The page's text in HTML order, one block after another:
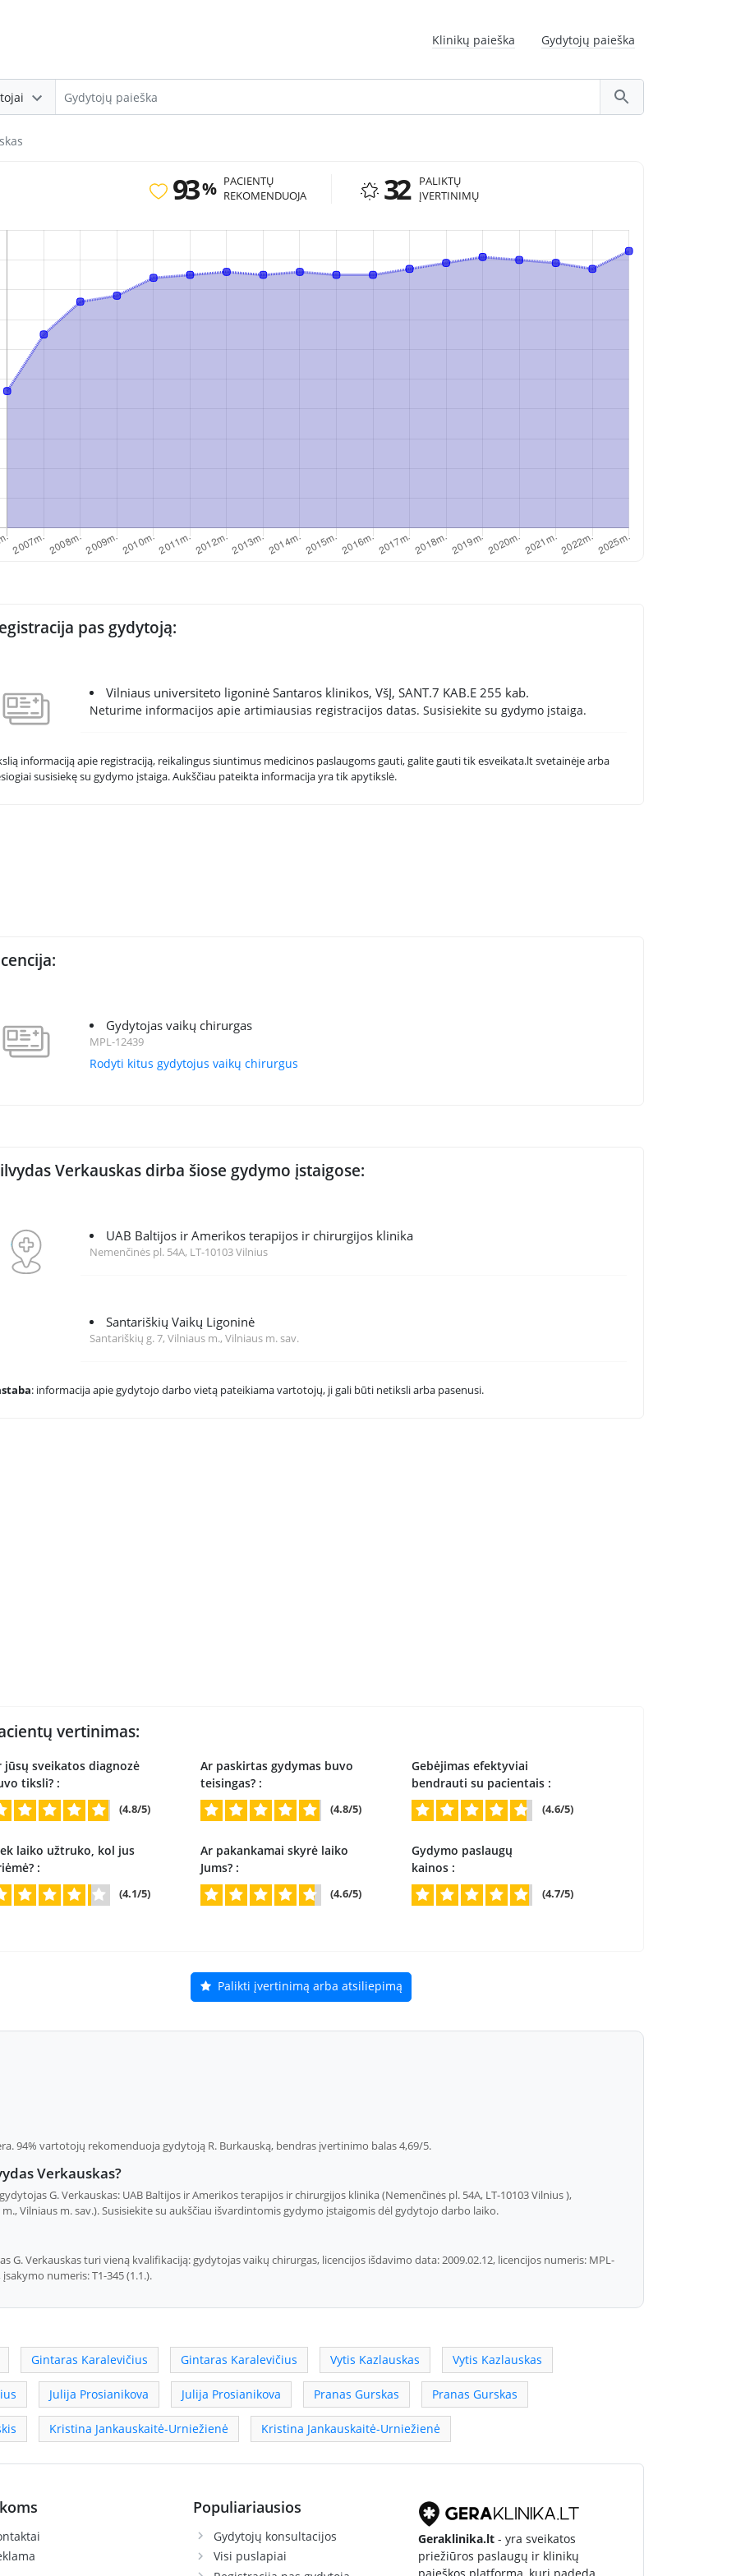
Klinikų paieška Gydytojų paieška
93 % PACIENTŲ
REKOMENDUOJA
32
PALIKTŲ
ĮVERTINIMŲ
pas gydytoją:
Vilniaus universiteto ligoninė Santaros klinikos, VšĮ, SANT.7 KAB.E 255 kab.
Neturime informacijos apie artimiausias registracijos datas. Susisiekite su gydymo įstaiga.
informaciją apie registraciją, reikalingus siuntimus medicinos paslaugoms gauti, galite gauti tik esveikata.lt svetainėje arba
susisiekę su gydymo įstaiga. Aukščiau pateikta informacija yra tik apytikslė.
Gydytojas vaikų chirurgas
MPL-12439
Rodyti kitus gydytojus vaikų chirurgus
Verkauskas dirba šiose gydymo įstaigose:
UAB Baltijos ir Amerikos terapijos ir chirurgijos klinika
Nemenčinės pl. 54A, LT-10103 Vilnius
Santariškių Vaikų Ligoninė
Santariškių g. 7, Vilniaus m., Vilniaus m. sav.
: informacija apie gydytojo darbo vietą pateikiama vartotojų, ji gali būti netiksli arba pasenusi.
vertinimas:
jūsų sveikatos diagnozė
tiksli? :
(4.8/5)
Ar paskirtas gydymas buvo
teisingas? :
(4.8/5)
Gebėjimas efektyviai
bendrauti su pacientais :
(4.6/5)
laiko užtruko, kol jus
:
(4.1/5)
Ar pakankamai skyrė laiko
Jums? :
(4.6/5)
Gydymo paslaugų
kainos :
(4.7/5)
Palikti įvertinimą arba atsiliepimą
94% vartotojų rekomenduoja gydytoją R. Burkauską, bendras įvertinimo balas 4,69/5.
Verkauskas?
G. Verkauskas: UAB Baltijos ir Amerikos terapijos ir chirurgijos klinika (Nemenčinės pl. 54A, LT-10103 Vilnius ),
Vilniaus m. sav.). Susisiekite su aukščiau išvardintomis gydymo įstaigomis dėl gydytojo darbo laiko.
Verkauskas turi vieną kvalifikaciją: gydytojas vaikų chirurgas, licencijos išdavimo data: 2009.02.12, licencijos numeris: MPL-
numeris: T1-345 (1.1.).
Gintaras Karalevičius Gintaras Karalevičius Vytis Kazlauskas Vytis Kazlauskas
Julija Prosianikova Julija Prosianikova Pranas Gurskas Pranas Gurskas
Kristina Jankauskaitė-Urniežienė Kristina Jankauskaitė-Urniežienė
Populiariausios
Gydytojų konsultacijos
Visi puslapiai
Geraklinika.lt- yra sveikatos
priežiūros paslaugų ir klinikų
paieškos platforma, kuri padeda